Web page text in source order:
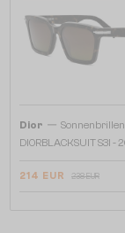
Dior — Sonnenbrillen
DIORBLACKSUIT S3I -
214 EUR 238 EUR